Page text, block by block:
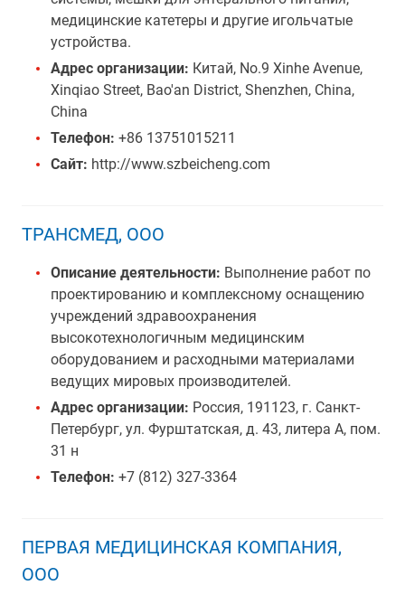
медицинские катетеры и другие игольчатые
устройства.
Адрес организации: Китай, No.9 Xinhe Avenue,
Xinqiao Street, Bao'an District, Shenzhen, China,
China
Телефон: +86 13751015211
Сайт: http://www.szbeicheng.com
ТРАНСМЕД, ООО
Описание деятельности: Выполнение работ по
проектированию и комплексному оснащению
учреждений здравоохранения
высокотехнологичным медицинским
оборудованием и расходными материалами
ведущих мировых производителей.
Адрес организации: Россия, 191123, г. Санкт-
Петербург, ул. Фурштатская, д. 43, литера А, пом.
31 н
Телефон: +7 (812) 327-3364
ПЕРВАЯ МЕДИЦИНСКАЯ КОМПАНИЯ,
ООО